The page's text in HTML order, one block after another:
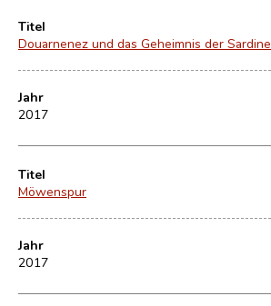
Titel
Douarnenez und das Geheimnis der Sardine
Jahr
2017
Titel
Möwenspur
Jahr
2017